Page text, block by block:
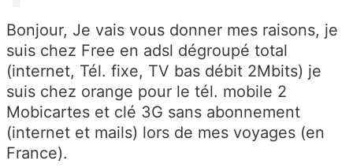
Bonjour, Je vais vous donner mes raisons, je
suis chez Free en adsl dégroupé total
(internet, Tél. fixe, TV bas débit 2Mbits) je
suis chez orange pour le tél. mobile 2
Mobicartes et clé 3G sans abonnement
(internet et mails) lors de mes voyages (en
France).